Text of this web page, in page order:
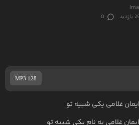
0
MP3 128
غلامی یکی شبیه تو
ایمان غلامی به نام یکی شبیه تو